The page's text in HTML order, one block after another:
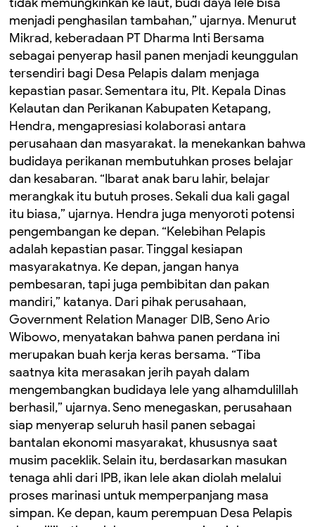
menjadi penghasilan tambahan,” ujarnya. Menurut
Mikrad, keberadaan PT Dharma Inti Bersama
sebagai penyerap hasil panen menjadi keunggulan
tersendiri bagi Desa Pelapis dalam menjaga
kepastian pasar. Sementara itu, Plt. Kepala Dinas
Kelautan dan Perikanan Kabupaten Ketapang,
Hendra, mengapresiasi kolaborasi antara
perusahaan dan masyarakat. Ia menekankan bahwa
budidaya perikanan membutuhkan proses belajar
dan kesabaran. “Ibarat anak baru lahir, belajar
merangkak itu butuh proses. Sekali dua kali gagal
itu biasa,” ujarnya. Hendra juga menyoroti potensi
pengembangan ke depan. “Kelebihan Pelapis
adalah kepastian pasar. Tinggal kesiapan
masyarakatnya. Ke depan, jangan hanya
pembesaran, tapi juga pembibitan dan pakan
mandiri,” katanya. Dari pihak perusahaan,
Government Relation Manager DIB, Seno Ario
Wibowo, menyatakan bahwa panen perdana ini
merupakan buah kerja keras bersama. “Tiba
saatnya kita merasakan jerih payah dalam
mengembangkan budidaya lele yang alhamdulillah
berhasil,” ujarnya. Seno menegaskan, perusahaan
siap menyerap seluruh hasil panen sebagai
bantalan ekonomi masyarakat, khususnya saat
musim paceklik. Selain itu, berdasarkan masukan
tenaga ahli dari IPB, ikan lele akan diolah melalui
proses marinasi untuk memperpanjang masa
simpan. Ke depan, kaum perempuan Desa Pelapis